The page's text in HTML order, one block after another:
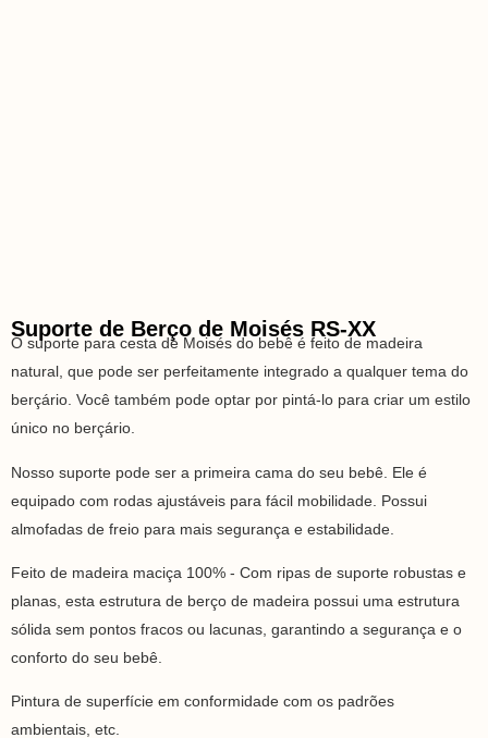
Suporte de Berço de Moisés RS-XX
O suporte para cesta de Moisés do bebê é feito de madeira
natural, que pode ser perfeitamente integrado a qualquer tema do
berçário. Você também pode optar por pintá-lo para criar um estilo
único no berçário.
Nosso suporte pode ser a primeira cama do seu bebê. Ele é
equipado com rodas ajustáveis para fácil mobilidade. Possui
almofadas de freio para mais segurança e estabilidade.
Feito de madeira maciça 100% - Com ripas de suporte robustas e
planas, esta estrutura de berço de madeira possui uma estrutura
sólida sem pontos fracos ou lacunas, garantindo a segurança e o
conforto do seu bebê.
Pintura de superfície em conformidade com os padrões
ambientais, etc.